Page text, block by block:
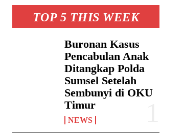
TOP 5 THIS WEEK
Buronan Kasus
Pencabulan Anak
Ditangkap Polda
Sumsel Setelah
Sembunyi di OKU
Timur
NEWS